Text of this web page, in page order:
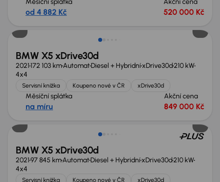
od 4 882 Kč 520 000 Kč
Možnost odpočtu DPH
BMW X5 xDrive30d
2021172 103 kmAutomatDiesel + HybridníxDrive30d210 kW
4x4
Servisní knížka Koupeno nové v ČR xDrive30d
Měsíční splátka
na míru
Akční cena
849 000 Kč
Zlevněno o 120 000 Kč
BMW X5 xDrive30d
202197 845 kmAutomatDiesel + HybridníxDrive30d210 kW
4x4
Servisní knížka Koupeno nové v ČR xDrive30d